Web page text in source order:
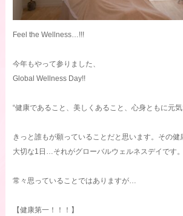
Feel the Wellness…!!!
今年もやって参りました、
Global Wellness Day!!
“健康であること、美しくあること、心身ともに元
きっと誰もが願っていることだと思います。その健
大切な1日…それがグローバルウェルネスデイです。
常々思っていることではありますが…
【健康第一！！！】